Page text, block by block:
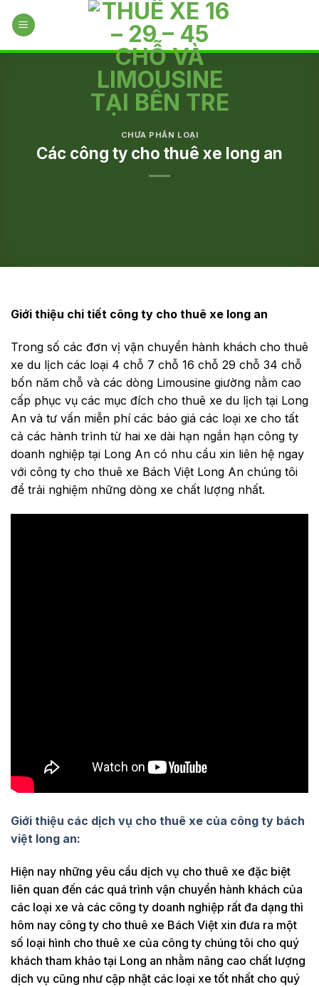
CHƯA PHÂN LOẠI
Các công ty cho thuê xe long an
Giới thiệu chi tiết công ty cho thuê xe long an
Trong số các đơn vị vận chuyển hành khách cho thuê
xe du lịch các loại 4 chỗ 7 chỗ 16 chỗ 29 chỗ 34 chỗ
bốn năm chỗ và các dòng Limousine giường nằm cao
cấp phục vụ các mục đích cho thuê xe du lịch tại Long
An và tư vấn miễn phí các báo giá các loại xe cho tất
cả các hành trình từ hai xe dài hạn ngắn hạn công ty
doanh nghiệp tại Long An có nhu cầu xin liên hệ ngay
với công ty cho thuê xe Bách Việt Long An chúng tôi
để trải nghiệm những dòng xe chất lượng nhất.
Giới thiệu các dịch vụ cho thuê xe của công ty bách
việt long an:
Hiện nay những yêu cầu dịch vụ cho thuê xe đặc biệt
liên quan đến các quá trình vận chuyển hành khách của
các loại xe và các công ty doanh nghiệp rất đa dạng thì
hôm nay công ty cho thuê xe Bách Việt xin đưa ra một
số loại hình cho thuê xe của công ty chúng tôi cho quý
khách tham khảo tại Long an nhằm nâng cao chất lượng
dịch vụ cũng như cập nhật các loại xe tốt nhất cho quý